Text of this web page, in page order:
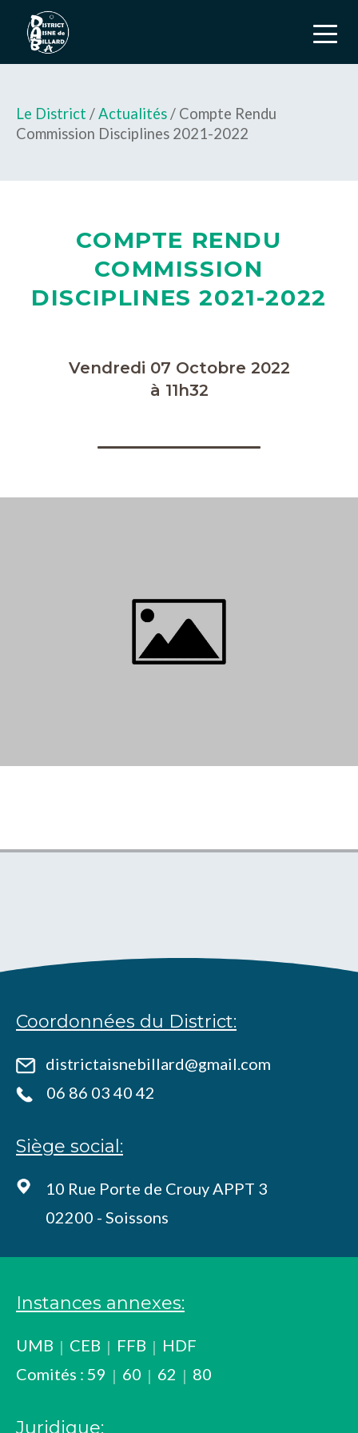
Le District /Actualités / Compte Rendu
Commission Disciplines 2021-2022
COMPTE RENDU
COMMISSION
DISCIPLINES 2021-2022
Vendredi 07 Octobre 2022
à 11h32
Coordonnées du District:
districtaisnebillard@gmail.com
06 86 03 40 42
Instances annexes:
UMB CEB FFB
HDF
Comités : 59 60 62 80
Siège social:
10 Rue Porte de Crouy APPT 3
02200 - Soissons
Juridique: